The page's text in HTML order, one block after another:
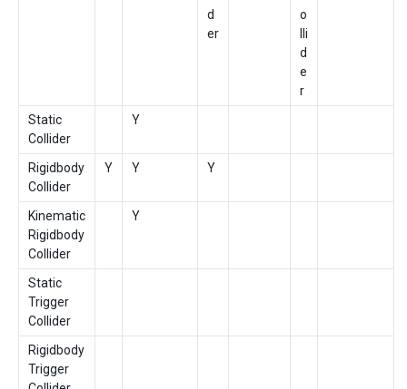
d
er
o
lli
d
e
r
Static
Collider
Y
Rigidbody
Collider
Y Y Y
Kinematic
Rigidbody
Collider
Y
Static
Trigger
Collider
Rigidbody
Trigger